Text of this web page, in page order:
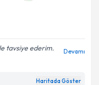
tavsiye ederim.
Devamı
Haritada Göster